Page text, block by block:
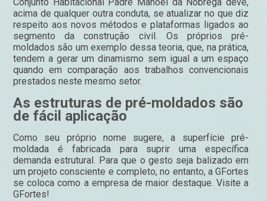
acima de qualquer outra conduta, se atualizar no que diz
respeito aos novos métodos e plataformas ligados ao
segmento da construção civil. Os próprios pré-
moldados são um exemplo dessa teoria, que, na prática,
tendem a gerar um dinamismo sem igual a um espaço
quando em comparação aos trabalhos convencionais
prestados neste mesmo setor.
As estruturas de pré-moldados são
de fácil aplicação
Como seu próprio nome sugere, a superfície pré-
moldada é fabricada para suprir uma específica
demanda estrutural. Para que o gesto seja balizado em
um projeto consciente e completo, no entanto, a GFortes
se coloca como a empresa de maior destaque. Visite a
GFortes!